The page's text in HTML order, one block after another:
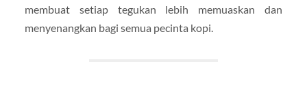
membuat setiap tegukan lebih memuaskan dan
menyenangkan bagi semua pecinta kopi.